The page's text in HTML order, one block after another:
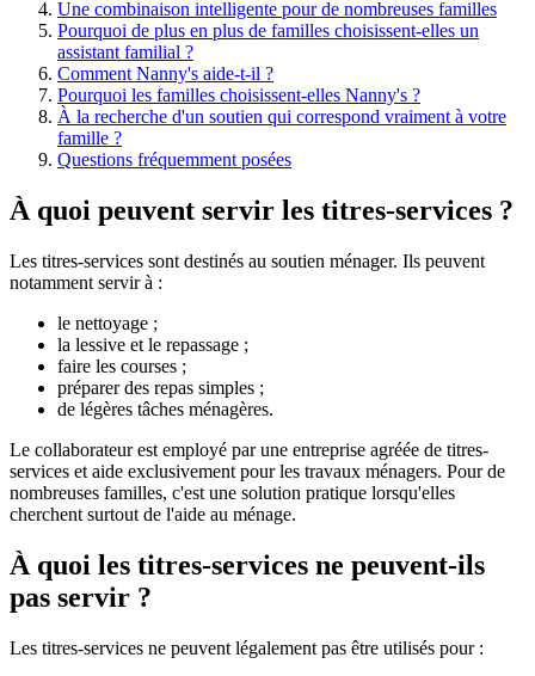
Une combinaison intelligente pour de nombreuses familles
Pourquoi de plus en plus de familles choisissent-elles un
assistant familial ?
Comment Nanny's aide-t-il ?
Pourquoi les familles choisissent-elles Nanny's ?
À la recherche d'un soutien qui correspond vraiment à votre
famille ?
Questions fréquemment posées
À quoi peuvent servir les titres-services ?
Les titres-services sont destinés au soutien ménager. Ils peuvent
notamment servir à :
le nettoyage ;
la lessive et le repassage ;
faire les courses ;
préparer des repas simples ;
de légères tâches ménagères.
Le collaborateur est employé par une entreprise agréée de titres-
services et aide exclusivement pour les travaux ménagers. Pour de
nombreuses familles, c'est une solution pratique lorsqu'elles
cherchent surtout de l'aide au ménage.
À quoi les titres-services ne peuvent-ils
pas servir ?
Les titres-services ne peuvent légalement pas être utilisés pour :